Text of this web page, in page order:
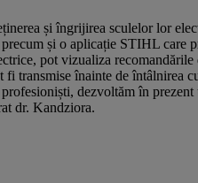
și îngrijirea sculelor lor
și o aplicație STIHL care
pot vizualiza recomandările
transmise înainte de întâlnirea
dezvoltăm în
dr. Kandziora.